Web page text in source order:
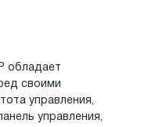
обладает
своими
управления,
управления,